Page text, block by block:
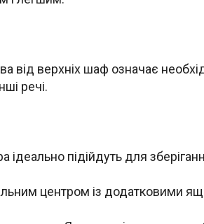
від верхніх шаф означає
речі.
ідеально підійдуть для
центром із додатковими